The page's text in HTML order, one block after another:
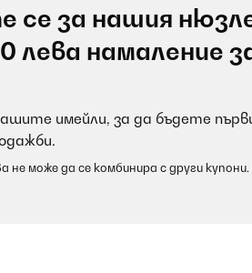
се за нашия
лева намаление
имейли, за да бъдете
може да се комбинира с други